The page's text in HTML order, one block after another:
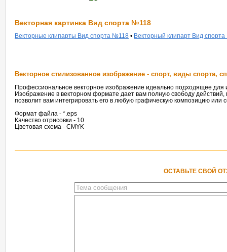
Векторная картинка Вид спорта №118
Векторные клипарты Вид спорта №118 • Векторный клипарт Вид
Векторное стилизованное изображение - спорт, виды спорта,
Профессиональное векторное изображение идеально подходящее для
Изображение в векторном формате дает вам полную свободу
позволит вам интегрировать его в любую графическую композицию или
Формат файла - *.eps
Качество отрисовки - 10
Цветовая схема - CMYK
ОСТАВЬТЕ СВОЙ